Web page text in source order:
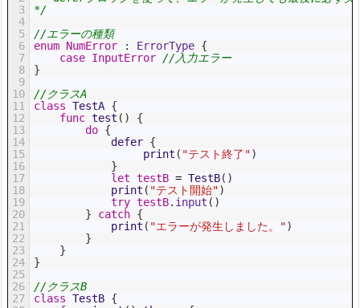
3
4
5
6
7
8
9
10
11
12
13
14
15
16
17
18
19
20
21
22
23
24
25
26
27
*/
//エラーの種類
enum NumError : ErrorType {
case InputError //入力エラー
}
//クラスA
class TestA {
func test ( )
{
do {
defer {
print ( "テスト終了")
}
let testB = TestB( )
print ( "テスト開始")
try testB. input ( )
}
catch {
print ( "エラーが発生しました。")
}
}
}
//クラスB
class TestB {